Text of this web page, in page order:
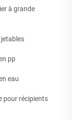
à grande
pp
eau
pour récipients